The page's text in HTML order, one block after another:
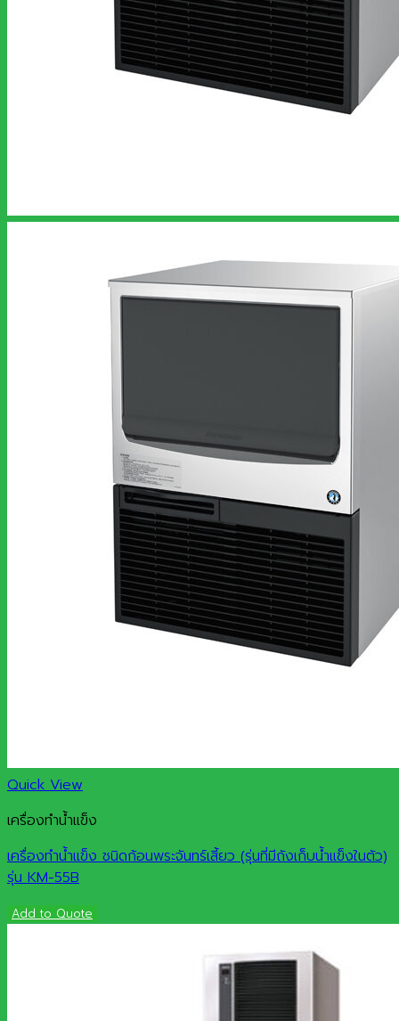
Quick View
เครื่องทำน้ำแข็ง
เครื่องทำน้ำแข็ง ชนิดก้อนพระจันทร์เสี้ยว (รุ่นที่มีถังเก็บน้ำแข็งในตัว)
รุ่น KM-55B
Add to Quote